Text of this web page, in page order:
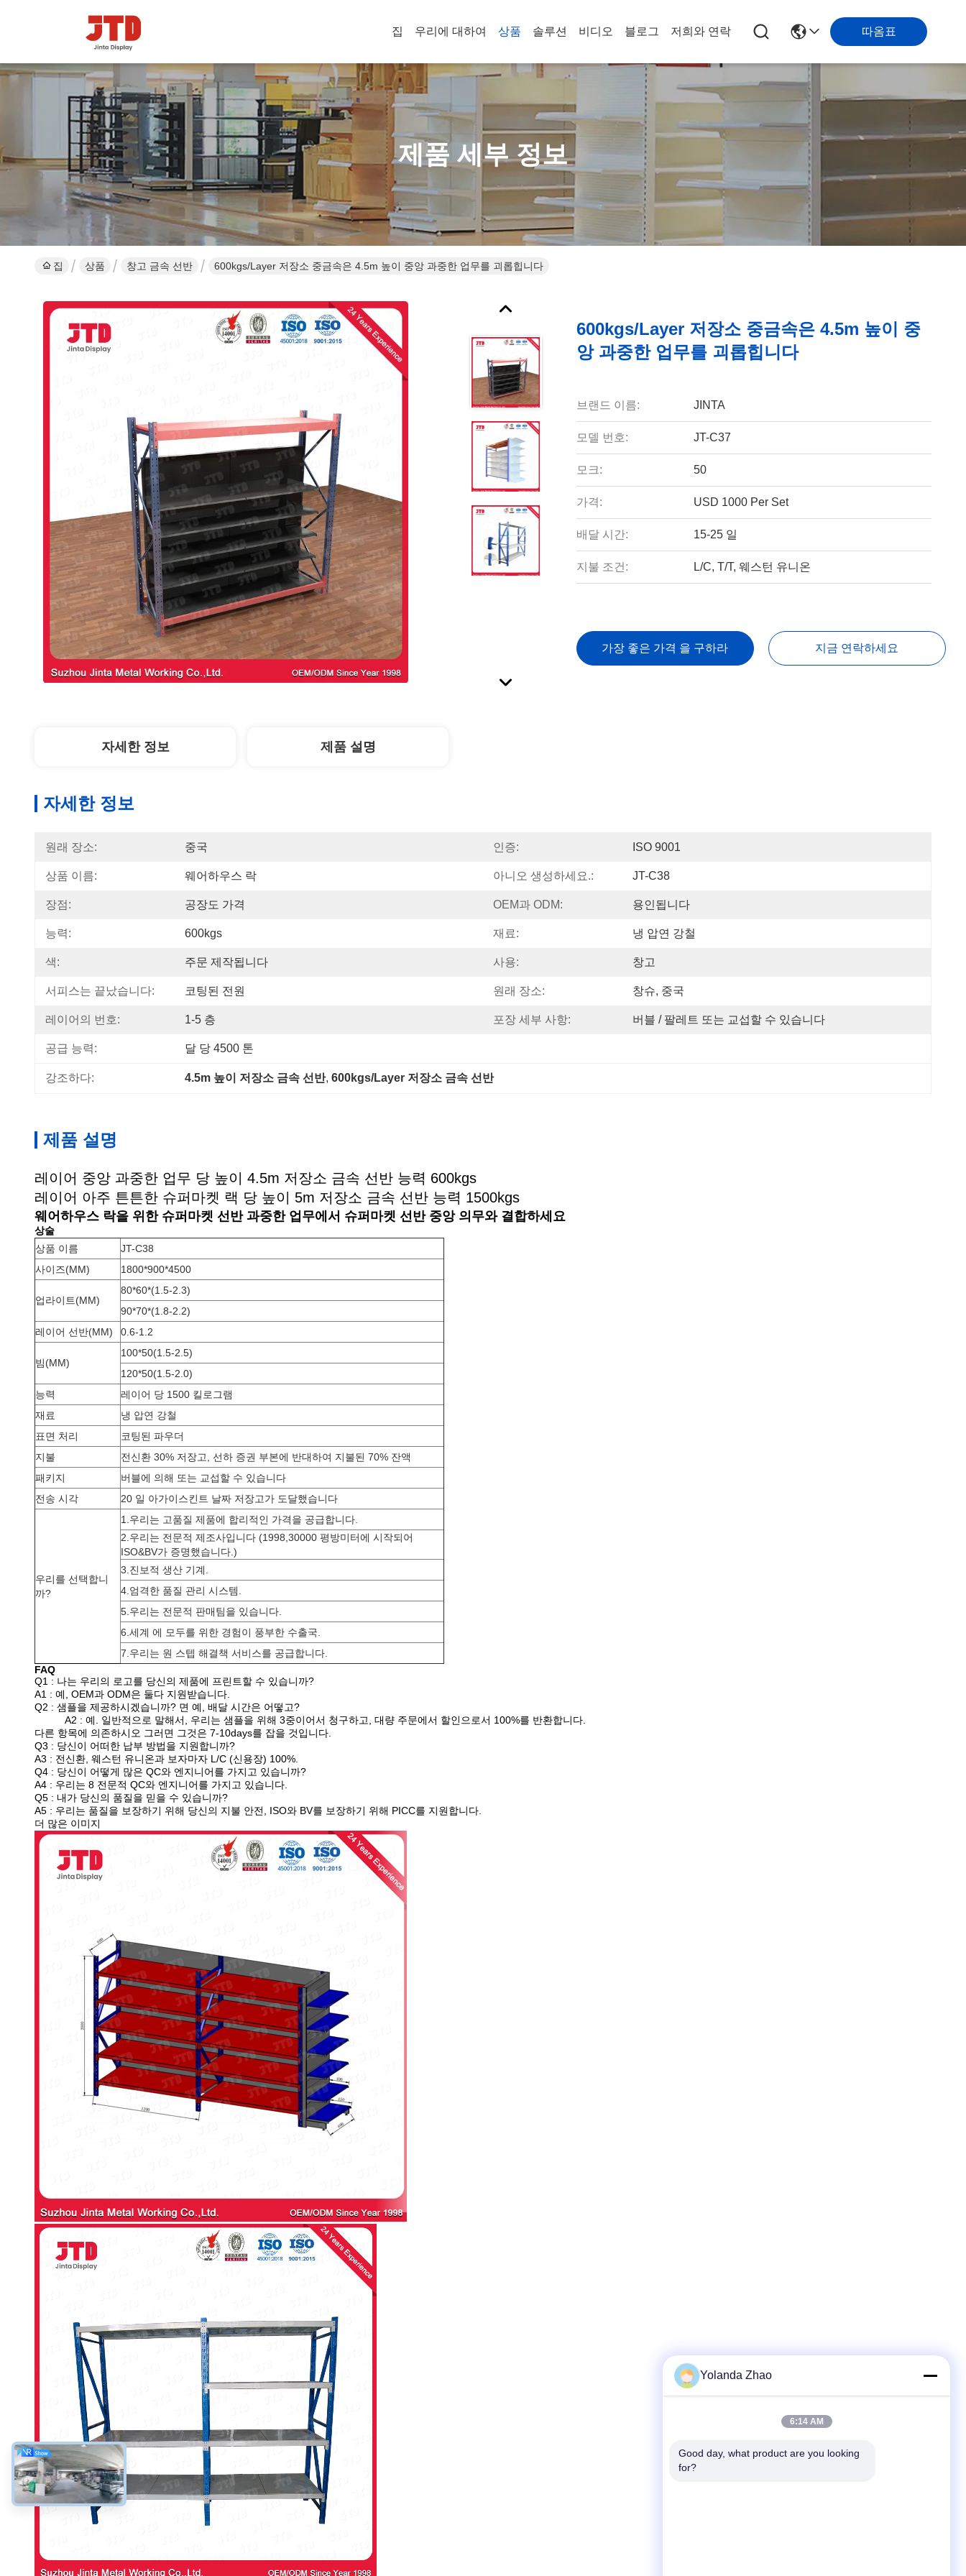
집 우리에 대하여 상품 솔루션 비디오 블로그 저희와 연락 따옴표
제품 세부 정보
집 상품 창고 금속 선반 600kgs/Layer 저장소 중금속은 4.5m 높이 중앙 과중한 업무를 괴롭힙니다
600kgs/Layer 저장소 중금속은 4.5m 높이 중
앙 과중한 업무를 괴롭힙니다
브랜드 이름: JINTA
모델 번호: JT-C37
모크: 50
가격: USD 1000 Per Set
배달 시간: 15-25 일
지불 조건: L/C, T/T, 웨스턴 유니온
가장 좋은 가격 을 구하라 지금 연락하세요
자세한 정보 제품 설명
자세한 정보
원래 장소: 중국 인증: ISO 9001
상품 이름: 웨어하우스 락 아니오 생성하세요.: JT-C38
장점: 공장도 가격 OEM과 ODM: 용인됩니다
능력: 600kgs 재료: 냉 압연 강철
색: 주문 제작됩니다 사용: 창고
서피스는 끝났습니다: 코팅된 전원 원래 장소: 창슈, 중국
레이어의 번호: 1-5 층 포장 세부 사항: 버블 / 팔레트 또는 교섭할 수 있습니다
공급 능력: 달 당 4500 톤
강조하다: 4.5m 높이 저장소 금속 선반, 600kgs/Layer 저장소 금속 선반
제품 설명
레이어 중앙 과중한 업무 당 높이 4.5m 저장소 금속 선반 능력 600kgs
레이어 아주 튼튼한 슈퍼마켓 랙 당 높이 5m 저장소 금속 선반 능력 1500kgs
웨어하우스 락을 위한 슈퍼마켓 선반 과중한 업무에서 슈퍼마켓 선반 중앙 의무와 결합하세요
상술
상품 이름
JT-C38
사이즈(MM)
1800*900*4500
업라이트(MM)
80*60*(1.5-2.3)
90*70*(1.8-2.2)
레이어 선반(MM)
0.6-1.2
빔(MM)
100*50(1.5-2.5)
120*50(1.5-2.0)
능력
레이어 당 1500 킬로그램
재료
냉 압연 강철
표면 처리
코팅된 파우더
지불
전신환 30% 저장고, 선하 증권 부본에 반대하여 지불된 70% 잔액
패키지
버블에 의해 또는 교섭할 수 있습니다
전송 시각
20 일 아가이스킨트 날짜 저장고가 도달했습니다
우리를 선택합니
까?
1.우리는 고품질 제품에 합리적인 가격을 공급합니다.
2.우리는 전문적 제조사입니다 (1998,30000 평방미터에 시작되어
ISO&BV가 증명했습니다.)
3.진보적 생산 기계.
4.엄격한 품질 관리 시스템.
5.우리는 전문적 판매팀을 있습니다.
6.세계 에 모두를 위한 경험이 풍부한 수출국.
7.우리는 원 스텝 해결책 서비스를 공급합니다.
FAQ
Q1 : 나는 우리의 로고를 당신의 제품에 프린트할 수 있습니까?
A1 : 예, OEM과 ODM은 둘다 지원받습니다.
Q2 : 샘플을 제공하시겠습니까? 면 예, 배달 시간은 어떻고?
A2 : 예. 일반적으로 말해서, 우리는 샘플을 위해 3중이어서 청구하고, 대량 주문에서 할인으로서 100%를 반환합니다.
다른 항목에 의존하시오 그러면 그것은 7-10days를 잡을 것입니다.
Q3 : 당신이 어떠한 납부 방법을 지원합니까?
A3 : 전신환, 웨스턴 유니온과 보자마자 L/C (신용장) 100%.
Q4 : 당신이 어떻게 많은 QC와 엔지니어를 가지고 있습니까?
A4 : 우리는 8 전문적 QC와 엔지니어를 가지고 있습니다.
Q5 : 내가 당신의 품질을 믿을 수 있습니까?
A5 : 우리는 품질을 보장하기 위해 당신의 지불 안전, ISO와 BV를 보장하기 위해 PICC를 지원합니다.
더 많은 이미지
Yolanda Zhao
6:14 AM
Good day, what product are you looking
for?